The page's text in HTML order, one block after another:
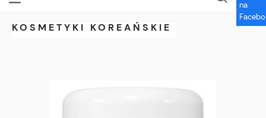
KOSMETYKI KOREAŃSKIE